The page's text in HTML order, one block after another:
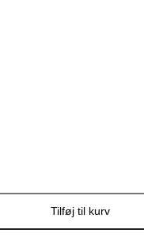
Tilføj til kurv